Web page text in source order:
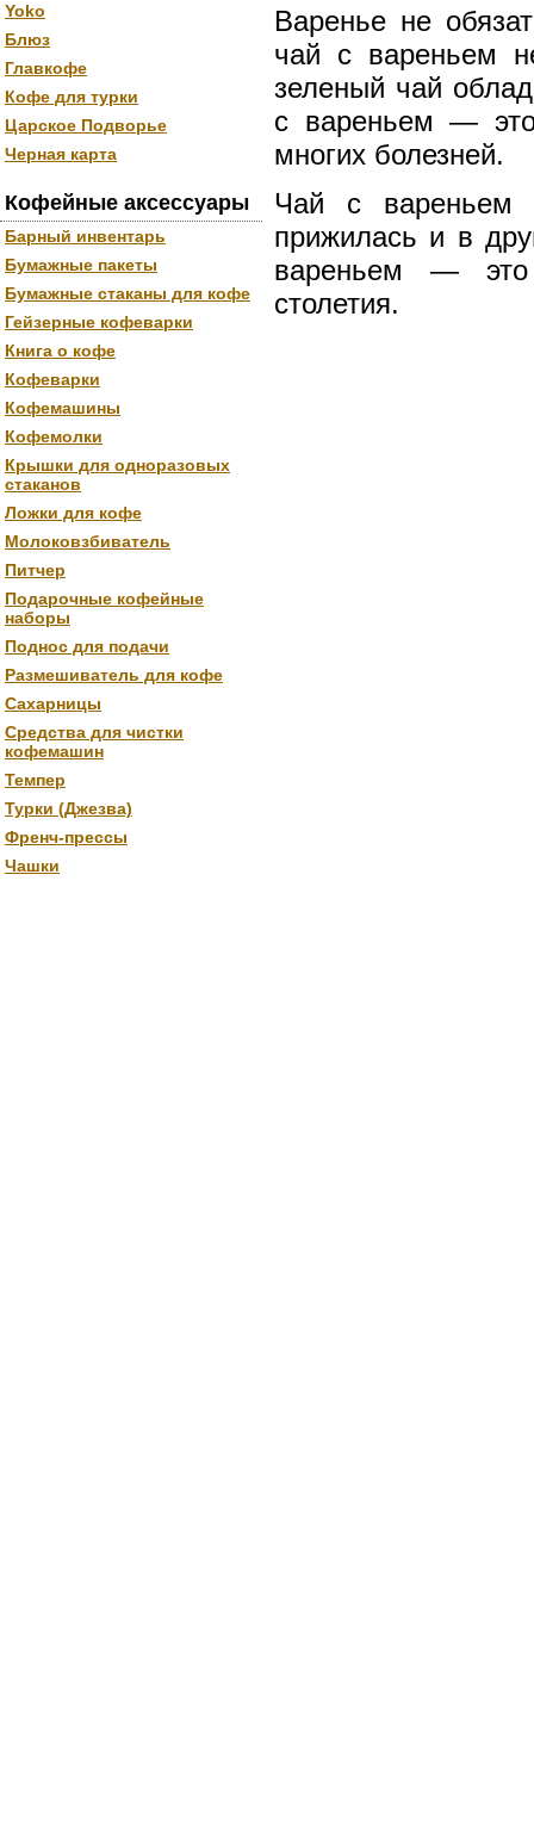
Yoko
Блюз
Главкофе
Кофе для турки
Царское Подворье
Черная карта
Кофейные аксессуары
Барный инвентарь
Бумажные пакеты
Бумажные стаканы для кофе
Гейзерные кофеварки
Книга о кофе
Кофеварки
Кофемашины
Кофемолки
Крышки для одноразовых
стаканов
Ложки для кофе
Молоковзбиватель
Питчер
Подарочные кофейные
наборы
Поднос для подачи
Размешиватель для кофе
Сахарницы
Средства для чистки
кофемашин
Темпер
Турки (Джезва)
Френч-прессы
Чашки
Варенье не
чай с вареньем
зеленый чай
с вареньем — это
многих болезней.
Чай с вареньем
прижилась и в
вареньем — это
столетия.